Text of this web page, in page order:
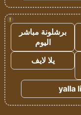
!
برشلونة مباشر
اليوم
يلا لايف
yalla